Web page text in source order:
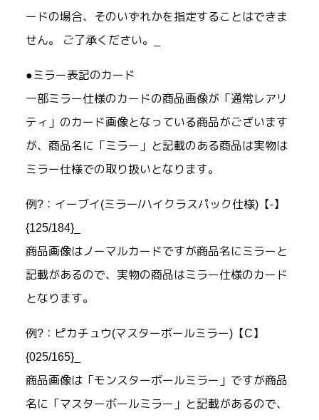
ードの場合、そのいずれかを指定することはできま
せん。 ご了承ください。_
●ミラー表記のカード
一部ミラー仕様のカードの商品画像が「通常レアリ
ティ」のカード画像となっている商品がございます
が、商品名に「ミラー」と記載のある商品は実物は
ミラー仕様での取り扱いとなります。
例?：イーブイ(ミラー/ハイクラスパック仕様)【-】
{125/184}_
商品画像はノーマルカードですが商品名にミラーと
記載があるので、実物の商品はミラー仕様のカード
となります。
例?：ピカチュウ(マスターボールミラー)【C】
{025/165}_
商品画像は「モンスターボールミラー」ですが商品
名に「マスターボールミラー」と記載があるので、